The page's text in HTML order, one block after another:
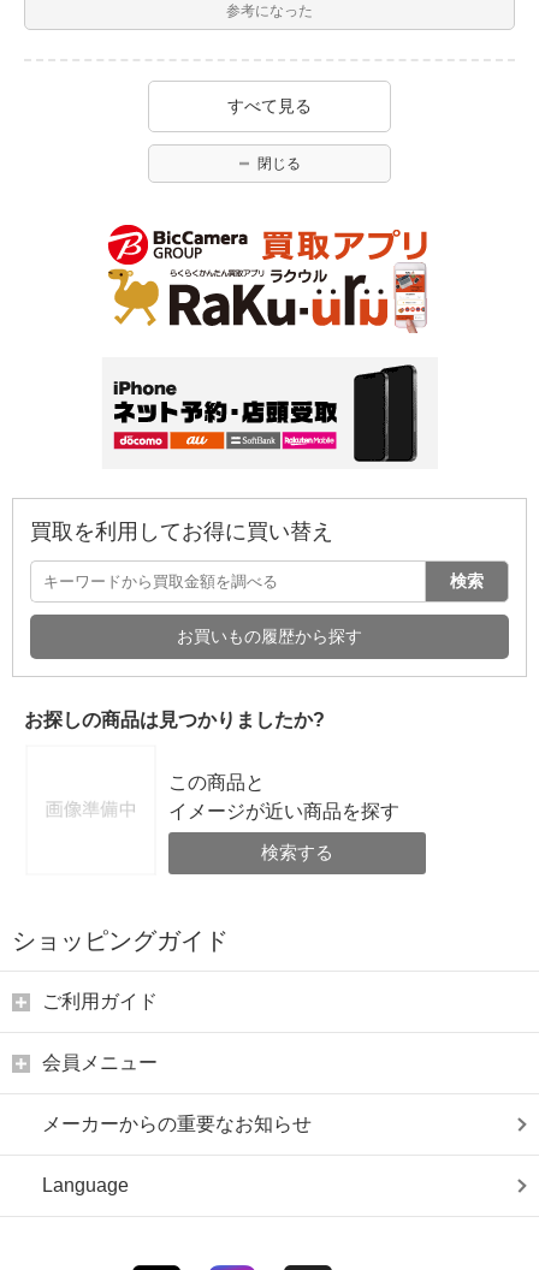
参考になった
すべて見る
閉じる
買取を利用してお得に買い替え
検索
お買いもの履歴から探す
お探しの商品は見つかりましたか?
この商品と
イメージが近い商品を探す
検索する
ショッピングガイド
ご利用ガイド
会員メニュー
メーカーからの重要なお知らせ
Language